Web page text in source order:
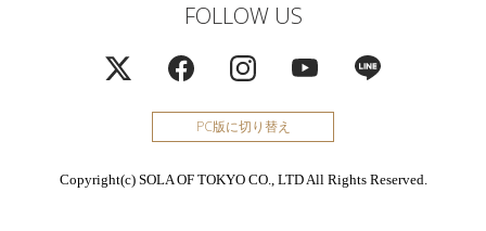
FOLLOW US
PC版に切り替え
Copyright(c) SOLA OF TOKYO CO., LTD All Rights Reserved.